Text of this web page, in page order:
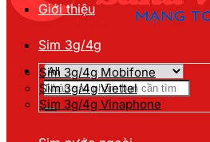
Tìm
kiếm:
Giới thiệu
Sim 3g/4g
Sim 3g/4g Mobifone
Sim 3g/4g Viettel
Sim 3g/4g Vinaphone